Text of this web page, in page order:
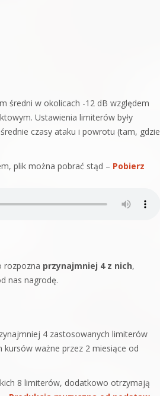
średni w okolicach -12 dB względem
Ustawienia limiterów były
czasy ataku i powrotu (tam, gdzie
plik można pobrać stąd – Pobierz
rozpozna przynajmniej 4 z nich,
nas nagrodę.
4 zastosowanych limiterów
kursów ważne przez 2 miesiące od
8 limiterów, dodatkowo otrzymają